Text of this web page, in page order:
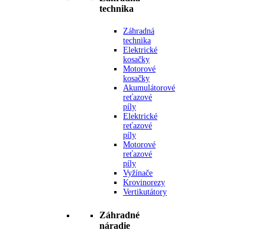
technika
Záhradná
technika
Elektrické
kosačky
Motorové
kosačky
Akumulátorové
reťazové
píly
Elektrické
reťazové
píly
Motorové
reťazové
píly
Vyžínače
Krovinorezy
Vertikutátory
Záhradné
náradie